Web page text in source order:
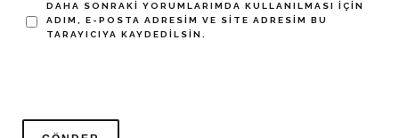
DAHA SONRAKI YORUMLARIMDA KULLANILMASI IÇIN
ADIM, E-POSTA ADRESIM VE SITE ADRESIM BU
TARAYICIYA KAYDEDILSIN.